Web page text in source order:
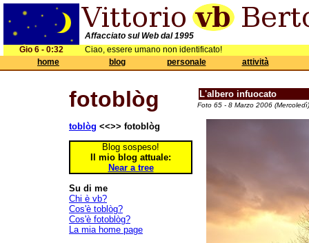
Affacciato sul Web dal 1995
Gio 6 - 0:32
Ciao, essere umano non identificato!
home
blog personale attività
fotoblòg
toblòg <<>> fotoblòg
Blog sospeso!
Il mio blog attuale:
Near a tree
Su di me
Chi è vb?
Cos'è toblòg?
Cos'è fotoblòg?
La mia home page
L'albero infuocato
Foto 65 - 8 Marzo 2006